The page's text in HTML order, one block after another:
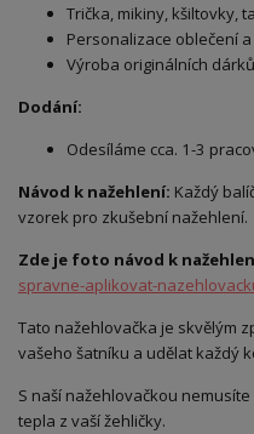
Trička, mikiny, kšiltovky,
Personalizace oblečení
Výroba originálních dárků
Dodání:
Odesíláme cca. 1-3
Návod k nažehlení: Každý
vzorek pro zkušební nažehlení.
Zde je foto návod k
spravne-aplikovat-
Tato nažehlovačka je skvělým
vašeho šatníku a udělat každý
S naší nažehlovačkou
tepla z vaší žehličky.